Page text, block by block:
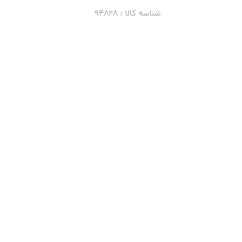
شناسه کالا :۹۴۸۲۸